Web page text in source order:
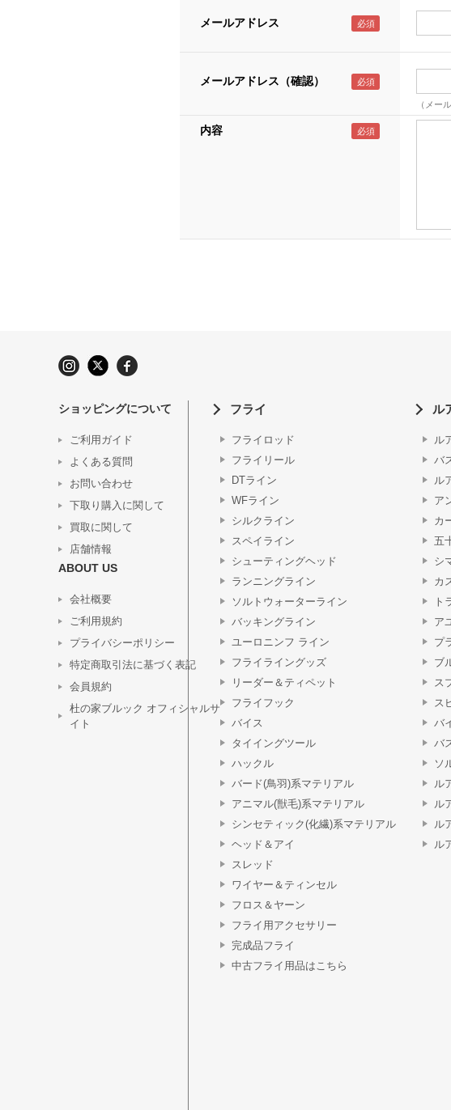
メールアドレス
メールアドレス（確認）
（メー
内容
ショッピングについて
ご利用ガイド
よくある質問
お問い合わせ
下取り購入に関して
買取に関して
店舗情報
ABOUT US
会社概要
ご利用規約
プライバシーポリシー
特定商取引法に基づく表記
会員規約
杜の家ブルック オフィシャルサ
イト
フライ
フライロッド
フライリール
DTライン
WFライン
シルクライン
スペイライン
シューティングヘッド
ランニングライン
ソルトウォーターライン
バッキングライン
ユーロニンフ ライン
フライライングッズ
リーダー＆ティペット
フライフック
バイス
タイイングツール
ハックル
バード(鳥羽)系マテリアル
アニマル(獣毛)系マテリアル
シンセティック(化繊)系マテリアル
ヘッド＆アイ
スレッド
ワイヤー＆ティンセル
フロス＆ヤーン
フライ用アクセサリー
完成品フライ
中古フライ用品はこちら
ル
ル
バ
ル
ア
カ
五
シ
カ
ト
ア
プ
ブ
ス
ス
バ
バ
ソ
ル
ル
ル
ル